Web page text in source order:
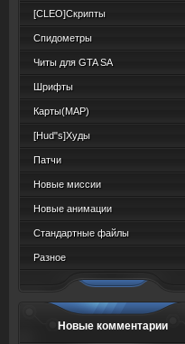
[CLEO]Скрипты
Спидометры
Читы для GTA SA
Шрифты
Карты(MAP)
[Hud"s]Худы
Патчи
Новые миссии
Новые анимации
Стандартные файлы
Разное
Новые комментарии